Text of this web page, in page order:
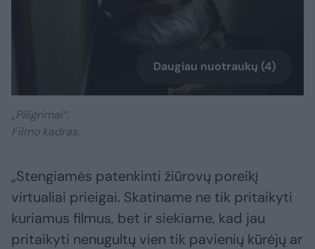
Daugiau nuotraukų (4)
„Piligrimai“.
Filmo kadras.
„Stengiamės patenkinti žiūrovų poreikį
virtualiai prieigai. Skatiname ne tik pritaikyti
kuriamus filmus, bet ir siekiame, kad jau
pritaikyti nenugultų vien tik pavienių kūrėjų ar